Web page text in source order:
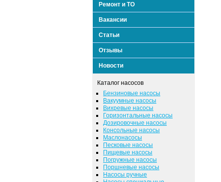
Ремонт и ТО
Вакансии
Статьи
Отзывы
Новости
Каталог насосов
Бензиновые насосы
Вакуумные насосы
Вихревые насосы
Горизонтальные насосы
Дозировочные насосы
Консольные насосы
Маслонасосы
Песковые насосы
Пищевые насосы
Погружные насосы
Поршневые насосы
Насосы ручные